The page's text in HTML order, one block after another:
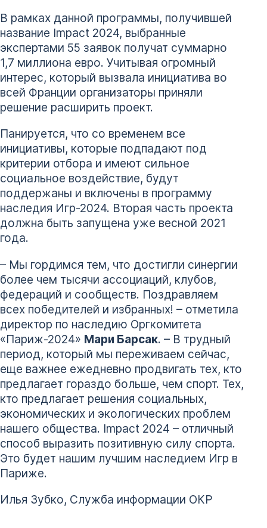
В рамках данной программы, получившей
название Impact 2024, выбранные
экспертами 55 заявок получат суммарно
1,7 миллиона евро. Учитывая огромный
интерес, который вызвала инициатива во
всей Франции организаторы приняли
решение расширить проект.
Панируется, что со временем все
инициативы, которые подпадают под
критерии отбора и имеют сильное
социальное воздействие, будут
поддержаны и включены в программу
наследия Игр-2024. Вторая часть проекта
должна быть запущена уже весной 2021
года.
– Мы гордимся тем, что достигли синергии
более чем тысячи ассоциаций, клубов,
федераций и сообществ. Поздравляем
всех победителей и избранных! – отметила
директор по наследию Оргкомитета
«Париж-2024» Мари Барсак. – В трудный
период, который мы переживаем сейчас,
еще важнее ежедневно продвигать тех, кто
предлагает гораздо больше, чем спорт. Тех,
кто предлагает решения социальных,
экономических и экологических проблем
нашего общества. Impact 2024 – отличный
способ выразить позитивную силу спорта.
Это будет нашим лучшим наследием Игр в
Париже.
Илья Зубко, Служба информации ОКР